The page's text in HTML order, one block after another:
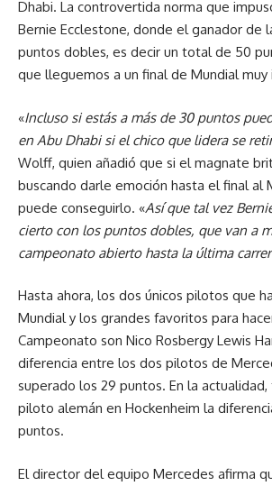
Dhabi. La controvertida norma que
Bernie Ecclestone, donde el ganador de
puntos dobles, es decir un total de 50
que lleguemos a un final de Mundial
«Incluso si estás a más de 30 puntos
en Abu Dhabi si el chico que lidera se
Wolff, quien añadió que si el magnate
buscando darle emoción hasta el final al
puede conseguirlo. «Así que tal vez
cierto con los puntos dobles, que van a
campeonato abierto hasta la última
Hasta ahora, los dos únicos pilotos que
Mundial y los grandes favoritos para
Campeonato son Nico Rosbergy Lewis
diferencia entre los dos pilotos de
superado los 29 puntos. En la
piloto alemán en Hockenheim la
puntos.
El director del equipo Mercedes afirma